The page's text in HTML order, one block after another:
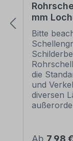
mm
Bitte
die
und
diversen
eine
Regulärer
Ab 7,98 €